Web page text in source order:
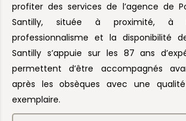
profiter des services de l’agence de
Santilly, située à proximité, à
professionnalisme et la disponibilité
Santilly s’appuie sur les 87 ans
permettent d’être accompagnés
après les obsèques avec une
exemplaire.